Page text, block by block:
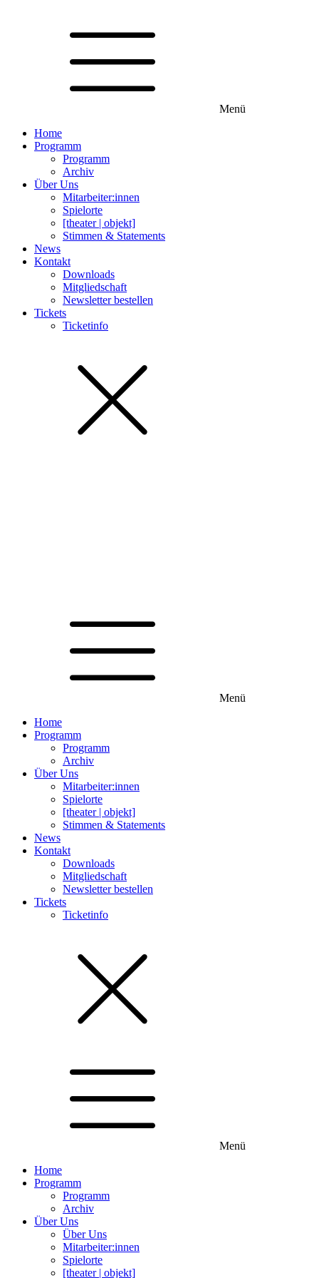
Menü
Home
Programm
Programm
Archiv
Über Uns
Mitarbeiter:innen
Spielorte
[theater | objekt]
Stimmen & Statements
News
Kontakt
Downloads
Mitgliedschaft
Newsletter bestellen
Tickets
Ticketinfo
Menü
Home
Programm
Programm
Archiv
Über Uns
Mitarbeiter:innen
Spielorte
[theater | objekt]
Stimmen & Statements
News
Kontakt
Downloads
Mitgliedschaft
Newsletter bestellen
Tickets
Ticketinfo
Menü
Home
Programm
Programm
Archiv
Über Uns
Über Uns
Mitarbeiter:innen
Spielorte
[theater | objekt]